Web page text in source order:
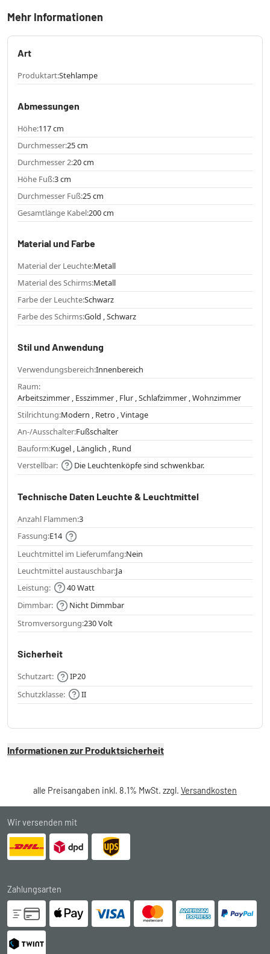
Mehr Informationen
Art
Produktart:Stehlampe
Abmessungen
Höhe:117 cm
Durchmesser:25 cm
Durchmesser 2:20 cm
Höhe Fuß:3 cm
Durchmesser Fuß:25 cm
Gesamtlänge Kabel:200 cm
Material und Farbe
Material der Leuchte:Metall
Material des Schirms:Metall
Farbe der Leuchte:Schwarz
Farbe des Schirms:Gold , Schwarz
Stil und Anwendung
Verwendungsbereich:Innenbereich
Raum:
Arbeitszimmer , Esszimmer , Flur , Schlafzimmer , Wohnzimmer
Stilrichtung:Modern , Retro , Vintage
An-/Ausschalter:Fußschalter
Bauform:Kugel , Länglich , Rund
Verstellbar:
Die Leuchtenköpfe sind schwenkbar.
Technische Daten Leuchte & Leuchtmittel
Anzahl Flammen:3
Fassung:E14
Leuchtmittel im Lieferumfang:Nein
Leuchtmittel austauschbar:Ja
Leistung:
40 Watt
Dimmbar:
Nicht Dimmbar
Stromversorgung:230 Volt
Sicherheit
Schutzart:
IP20
Schutzklasse:
II
Informationen zur Produktsicherheit
alle Preisangaben inkl. 8.1% MwSt. zzgl. Versandkosten
Wir versenden mit
Zahlungsarten